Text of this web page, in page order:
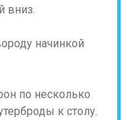
вниз.
по несколько
к столу.